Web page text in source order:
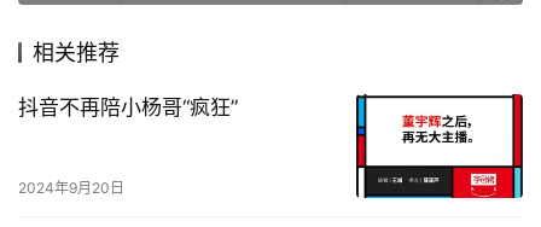
相关推荐
抖音不再陪小杨哥“疯狂”
2024年9月20日